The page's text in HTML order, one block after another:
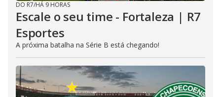
DO R7/HÁ 9 HORAS
Escale o seu time - Fortaleza | R7
Esportes
A próxima batalha na Série B está chegando!